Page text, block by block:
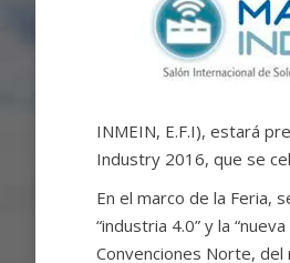
INMEIN, E.F.I), estará
Industry 2016, que se
En el marco de la Feria,
“industria 4.0” y la
Convenciones Norte, del